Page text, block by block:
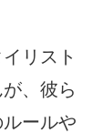
リスト
、彼ら
ールや